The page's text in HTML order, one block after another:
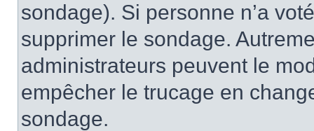
sondage). Si personne n’a
supprimer le sondage.
administrateurs peuvent le
empêcher le trucage en
sondage.